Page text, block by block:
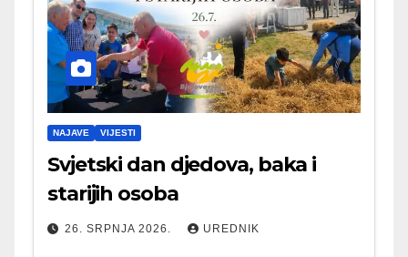
NAJAVE VIJESTI
Svjetski dan djedova, baka i
starijih osoba
26. SRPNJA 2026. UREDNIK